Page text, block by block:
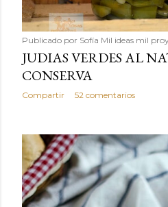
Publicado por Sofía Mil ideas mil
JUDIAS VERDES AL
CONSERVA
Compartir 52 comentarios